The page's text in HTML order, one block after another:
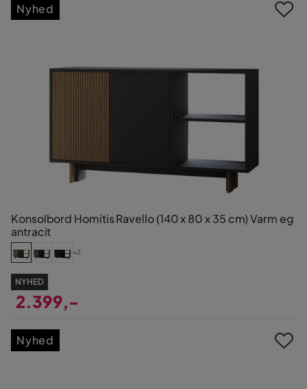
Konsolbord Homitis Ravello (140 x 80 x 35 cm) Varm eg
antracit
+2
NYHED
2.399,-
Nyhed
Nyhed